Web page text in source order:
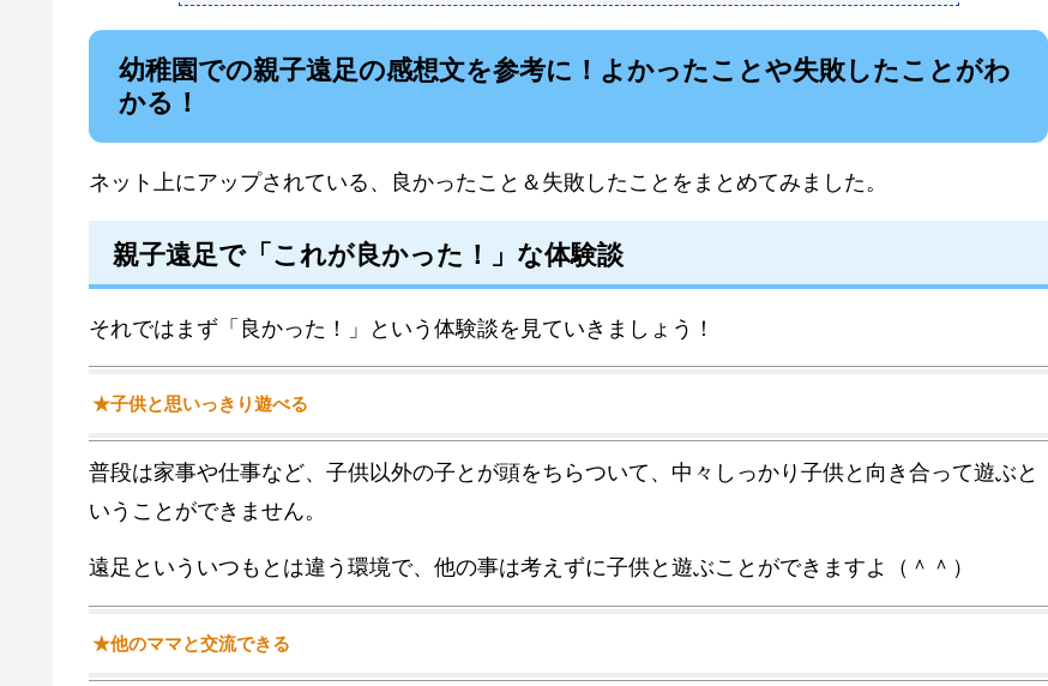
幼稚園での親子遠足の感想文を参考に！よかったことや失敗したことがわ
かる！
ネット上にアップされている、良かったこと＆失敗したことをまとめてみました。
親子遠足で「これが良かった！」な体験談
それではまず「良かった！」という体験談を見ていきましょう！
★子供と思いっきり遊べる
普段は家事や仕事など、子供以外の子とが頭をちらついて、中々しっかり子供と向き合って遊ぶと
いうことができません。
遠足といういつもとは違う環境で、他の事は考えずに子供と遊ぶことができますよ（＾＾）
★他のママと交流できる